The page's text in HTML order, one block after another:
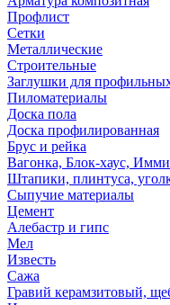
Профлист
Сетки
Металлические
Строительные
Заглушки для
Пиломатериалы
Доска пола
Доска профилированная
Брус и рейка
Вагонка, Блок-хаус,
Штапики, плинтуса,
Сыпучие материалы
Цемент
Алебастр и гипс
Мел
Известь
Сажа
Гравий керамзитовый,